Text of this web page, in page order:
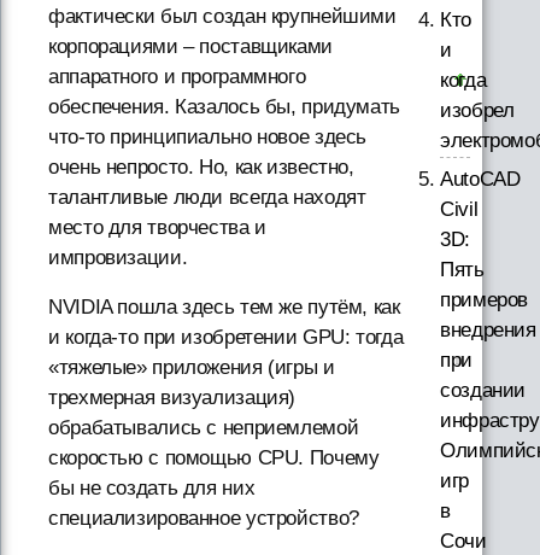
фактически был создан крупнейшими
корпорациями – поставщиками
аппаратного и программного
обеспечения. Казалось бы, придумать
что-то принципиально новое здесь
очень непросто. Но, как известно,
талантливые люди всегда находят
место для творчества и
импровизации.
NVIDIA пошла здесь тем же путём, как
и когда-то при изобретении GPU: тогда
«тяжелые» приложения (игры и
трехмерная визуализация)
обрабатывались с неприемлемой
скоростью с помощью CPU. Почему
бы не создать для них
специализированное устройство?
Кто
и
когда
изобрел
AutoCAD
Civil
3D:
Пять
примеров
внедрения
при
создании
игр
в
Сочи